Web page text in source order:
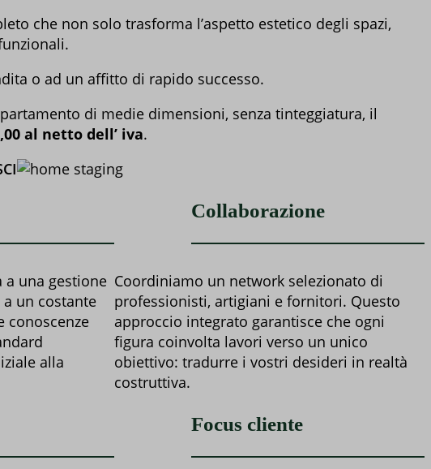
che non solo trasforma l’aspetto estetico degli spazi,
o ad un affitto di rapido successo.
di medie dimensioni, senza tinteggiatura, il
al netto dell’ iva.
a una gestione
un costante
conoscenze
alla
Collaborazione
Coordiniamo un network selezionato di
professionisti, artigiani e fornitori. Questo
approccio integrato garantisce che ogni
figura coinvolta lavori verso un unico
obiettivo: tradurre i vostri desideri in realtà
costruttiva.
Focus cliente